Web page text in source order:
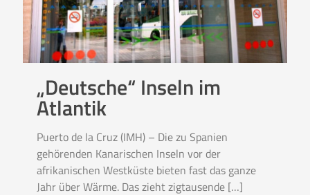
„Deutsche“ Inseln im
Atlantik
Puerto de la Cruz (IMH) – Die zu Spanien
gehörenden Kanarischen Inseln vor der
afrikanischen Westküste bieten fast das ganze
Jahr über Wärme. Das zieht zigtausende […]